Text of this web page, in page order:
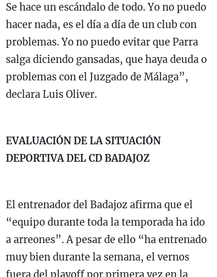
Se hace un escándalo de todo. Yo no puedo
hacer nada, es el día a día de un club con
problemas. Yo no puedo evitar que Parra
salga diciendo gansadas, que haya deuda o
problemas con el Juzgado de Málaga”,
declara Luis Oliver.
EVALUACIÓN DE LA SITUACIÓN
DEPORTIVA DEL CD BADAJOZ
El entrenador del Badajoz afirma que el
“equipo durante toda la temporada ha ido
a arreones”. A pesar de ello “ha entrenado
muy bien durante la semana, el vernos
fuera del playoff por primera vez en la